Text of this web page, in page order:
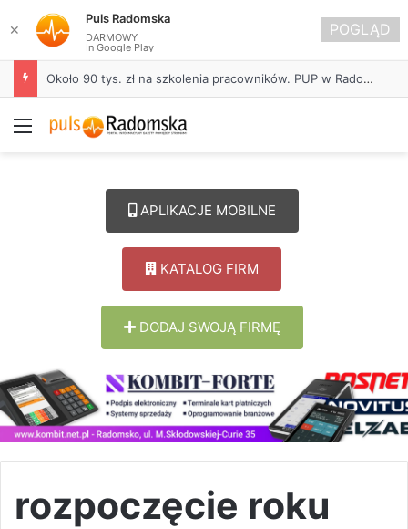
Około 90 tys. zł na szkolenia pracowników. PUP w Radomsku ogłasza nabór wniosków
Menu
APLIKACJE MOBILNE
KATALOG FIRM
DODAJ SWOJĄ FIRMĘ
rozpoczęcie roku
✕
Puls Radomska
DARMOWY
In Google Play
POGLĄD